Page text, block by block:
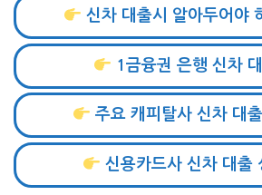
신차 대출시 알아두어야
1금융권 은행 신차
주요 캐피탈사 신차 대
신용카드사 신차 대출